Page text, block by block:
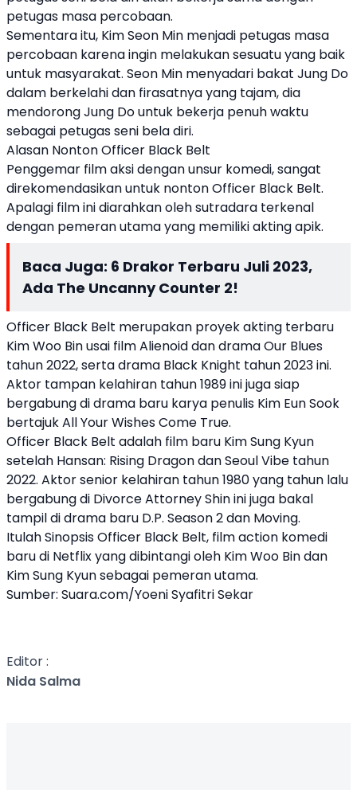
petugas masa percobaan.
Sementara itu, Kim Seon Min menjadi petugas masa
percobaan karena ingin melakukan sesuatu yang baik
untuk masyarakat. Seon Min menyadari bakat Jung Do
dalam berkelahi dan firasatnya yang tajam, dia
mendorong Jung Do untuk bekerja penuh waktu
sebagai petugas seni bela diri.
Alasan Nonton Officer Black Belt
Penggemar film aksi dengan unsur komedi, sangat
direkomendasikan untuk nonton Officer Black Belt.
Apalagi film ini diarahkan oleh sutradara terkenal
dengan pemeran utama yang memiliki akting apik.
Baca Juga: 6 Drakor Terbaru Juli 2023,
Ada The Uncanny Counter 2!
Officer Black Belt merupakan proyek akting terbaru
Kim Woo Bin usai film Alienoid dan drama Our Blues
tahun 2022, serta drama Black Knight tahun 2023 ini.
Aktor tampan kelahiran tahun 1989 ini juga siap
bergabung di drama baru karya penulis Kim Eun Sook
bertajuk All Your Wishes Come True.
Officer Black Belt adalah film baru Kim Sung Kyun
setelah Hansan: Rising Dragon dan Seoul Vibe tahun
2022. Aktor senior kelahiran tahun 1980 yang tahun lalu
bergabung di Divorce Attorney Shin ini juga bakal
tampil di drama baru D.P. Season 2 dan Moving.
Itulah Sinopsis Officer Black Belt, film action komedi
baru di Netflix yang dibintangi oleh Kim Woo Bin dan
Kim Sung Kyun sebagai pemeran utama.
Sumber: Suara.com/Yoeni Syafitri Sekar
Editor :
Nida Salma